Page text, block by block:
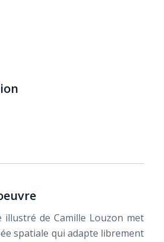
illustré de Camille Louzon met
spatiale qui adapte librement